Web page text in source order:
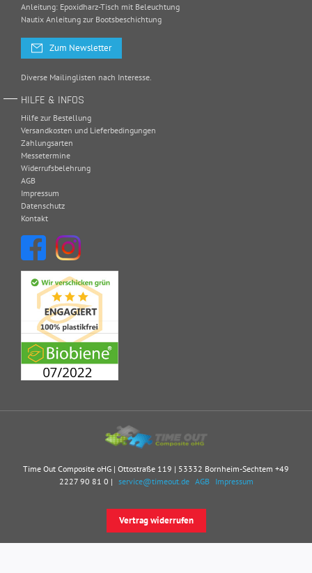
Anleitung: Epoxidharz-Tisch mit Beleuchtung
Nautix Anleitung zur Bootsbeschichtung
Zum Newsletter
Diverse Mailinglisten nach Interesse.
HILFE & INFOS
Hilfe zur Bestellung
Versandkosten und Lieferbedingungen
Zahlungsarten
Messetermine
Widerrufsbelehrung
AGB
Impressum
Datenschutz
Kontakt
Time Out Composite oHG | Ottostraße 119 | 53332 Bornheim-Sechtem +49
2227 90 81 0 | service@timeout.de AGB Impressum
Vertrag widerrufen